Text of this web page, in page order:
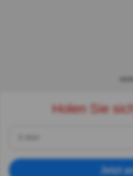
Holen Sie
Jetzt